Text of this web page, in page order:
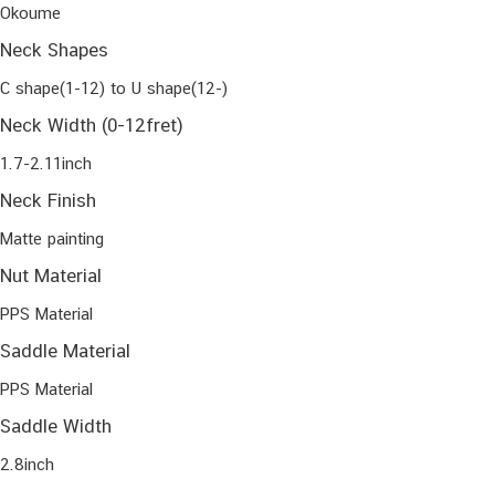
Okoume
Neck Shapes
C shape(1-12) to U shape(12-)
Neck Width (0-12fret)
1.7-2.11inch
Neck Finish
Matte painting
Nut Material
PPS Material
Saddle Material
PPS Material
Saddle Width
2.8inch